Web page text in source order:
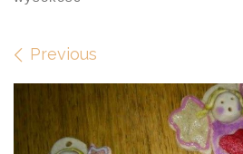
Images navigation
Previous